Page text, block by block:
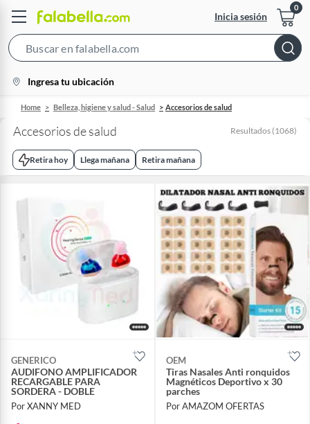
Inicia sesión
Bar
location-
icon
Ingresa tu ubicación
Home Belleza, higiene y salud - Salud Accesorios de salud
Accesorios de salud Resultados (1068)
Retira hoy Llega mañana Retira mañana
GENERICO
AUDIFONO AMPLIFICADOR
RECARGABLE PARA
SORDERA - DOBLE
Por XANNY MED
OEM
Tiras Nasales Anti ronquidos
Magnéticos Deportivo x 30
parches
Por AMAZOM OFERTAS